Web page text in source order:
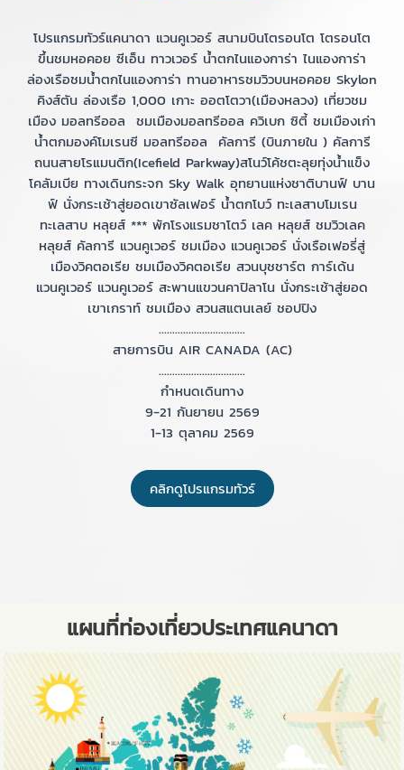
โปรแกรมทัวร์แคนาดา แวนคูเวอร์ สนามบินโตรอนโต โตรอนโต
ขึ้นชมหอคอย ซีเอ็น ทาวเวอร์ น้ำตกไนแองการ่า ไนแองการ่า
ล่องเรือชมน้ำตกไนแองการ่า ทานอาหารชมวิวบนหอคอย Skylon
คิงส์ตัน ล่องเรือ 1,000 เกาะ ออตโตวา(เมืองหลวง) เที่ยวชม
เมือง มอลทรีออล ชมเมืองมอลทรีออล ควิเบก ซิตี้ ชมเมืองเก่า
น้ำตกมองค์โมเรนซี มอลทรีออล คัลการี (บินภายใน ) คัลการี
ถนนสายโรแมนติก(Icefield Parkway)สโนว์โค้ชตะลุยทุ่งน้ำแข็ง
โคลัมเบีย ทางเดินกระจก Sky Walk อุทยานแห่งชาติบานฟ์ บาน
ฟ์ นั่งกระเช้าสู่ยอดเขาซัลเฟอร์ น้ำตกโบว์ ทะเลสาบโมเรน
ทะเลสาบ หลุยส์ *** พักโรงแรมชาโตว์ เลค หลุยส์ ชมวิวเลค
หลุยส์ คัลการี แวนคูเวอร์ ชมเมือง แวนคูเวอร์ นั่งเรือเฟอรี่สู่
เมืองวิคตอเรีย ชมเมืองวิคตอเรีย สวนบุชชาร์ต การ์เด้น
แวนคูเวอร์ แวนคูเวอร์ สะพานแขวนคาปิลาโน นั่งกระเช้าสู่ยอด
เขาเกราท์ ชมเมือง สวนสแตนเลย์ ชอปปิง
................................
สายการบิน AIR CANADA (AC)
................................
กำหนดเดินทาง
9-21 กันยายน 2569
1-13 ตุลาคม 2569
คลิกดูโปรแกรมทัวร์
แผนที่ท่องเที่ยวประเทศแคนาดา